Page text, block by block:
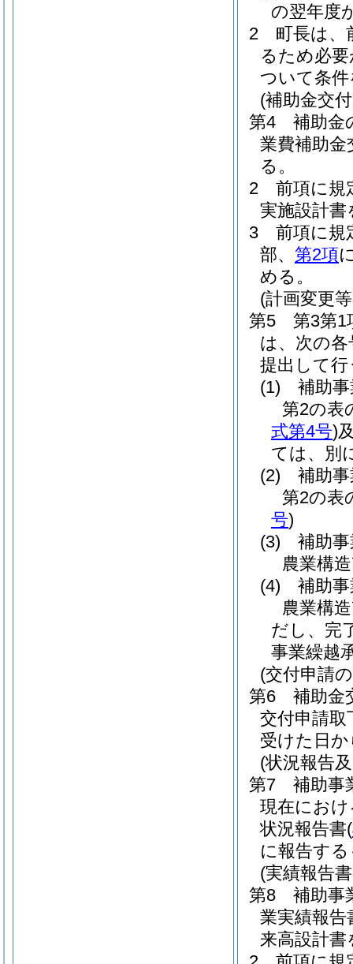
の翌年度
2 町長は、
るため必
ついて条
(補助金交
第4 補助金
業費補助金
る。
2 前項に規
実施設計
3 前項に規
部、 第2項
める。
(計画変更
第5 第3第1
は、次の
提出して
(1) 補助事
第2の表
式第4号)
ては、別
(2) 補助事
第2の表
号)
(3) 補助事
農業構
(4) 補助事
農業構
だし、完
事業繰越
(交付申請
第6 補助金
交付申請取
受けた日
(状況報告
第7 補助事
現在におけ
状況報告書(
に報告す
(実績報告
第8 補助事
業実績報告
来高設計